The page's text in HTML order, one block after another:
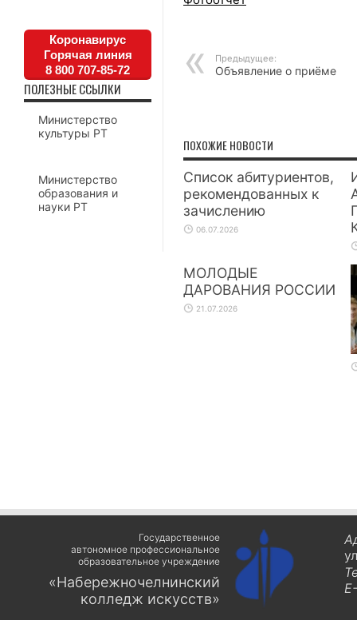
Предыдущее:
Объявление о приёме
ПОХОЖИЕ НОВОСТИ
Список абитуриентов,
рекомендованных к
зачислению
06.07.2026
МОЛОДЫЕ
ДАРОВАНИЯ РОССИИ
21.07.2026
Коронавирус
Горячая линия
8 800 707-85-72
ПОЛЕЗНЫЕ ССЫЛКИ
Министерство
культуры РТ
Министерство
образования и
науки РТ
Государственное
автономное профессиональное
образовательное учреждение
«Набережночелнинский
колледж искусств»